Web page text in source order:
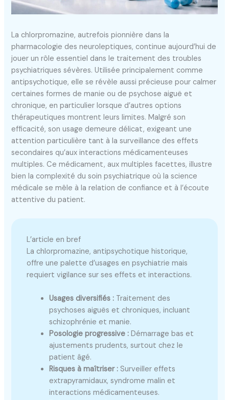
La chlorpromazine, autrefois pionnière dans la
pharmacologie des neuroleptiques, continue aujourd’hui de
jouer un rôle essentiel dans le traitement des troubles
psychiatriques sévères. Utilisée principalement comme
antipsychotique, elle se révèle aussi précieuse pour calmer
certaines formes de manie ou de psychose aiguë et
chronique, en particulier lorsque d’autres options
thérapeutiques montrent leurs limites. Malgré son
efficacité, son usage demeure délicat, exigeant une
attention particulière tant à la surveillance des effets
secondaires qu’aux interactions médicamenteuses
multiples. Ce médicament, aux multiples facettes, illustre
bien la complexité du soin psychiatrique où la science
médicale se mêle à la relation de confiance et à l’écoute
attentive du patient.
L’article en bref
La chlorpromazine, antipsychotique historique,
offre une palette d’usages en psychiatrie mais
requiert vigilance sur ses effets et interactions.
Usages diversifiés : Traitement des
psychoses aiguës et chroniques, incluant
schizophrénie et manie.
Posologie progressive : Démarrage bas et
ajustements prudents, surtout chez le
patient âgé.
Risques à maîtriser : Surveiller effets
extrapyramidaux, syndrome malin et
interactions médicamenteuses.